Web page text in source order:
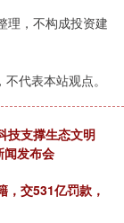
理，不构成投资建
代表本站观点。
技支撑生态文明
闻发布会
，交531亿罚款，